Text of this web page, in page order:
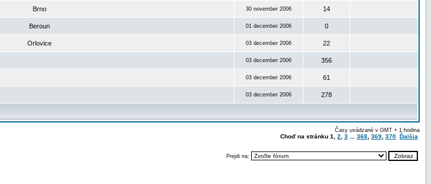
Brno 30 november 2006 14
Beroun 01 december 2006 0
Orlovice 03 december 2006 22
03 december 2006 356
03 december 2006 61
03 december 2006 278
Časy uvádzané v GMT + 1 hodina
Choď na stránku 1 2 3 368 369 370 Ďalšia
Prejdi na: